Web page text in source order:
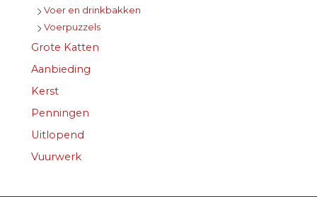
Voer en drinkbakken
Voerpuzzels
Grote Katten
Aanbieding
Kerst
Penningen
Uitlopend
Vuurwerk